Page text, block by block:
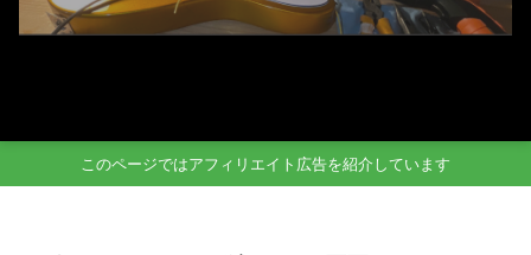
このページではアフィリエイト広告を紹介しています